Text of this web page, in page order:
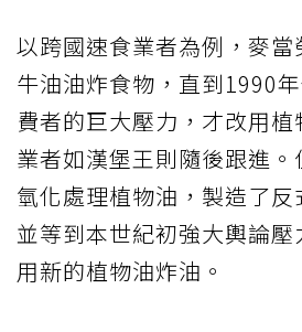
以跨國速食業者為例，麥當
牛油油炸食物，直到1990
費者的巨大壓力，才改用
業者如漢堡王則隨後跟進
氫化處理植物油，製造了反
並等到本世紀初強大輿論
用新的植物油炸油。